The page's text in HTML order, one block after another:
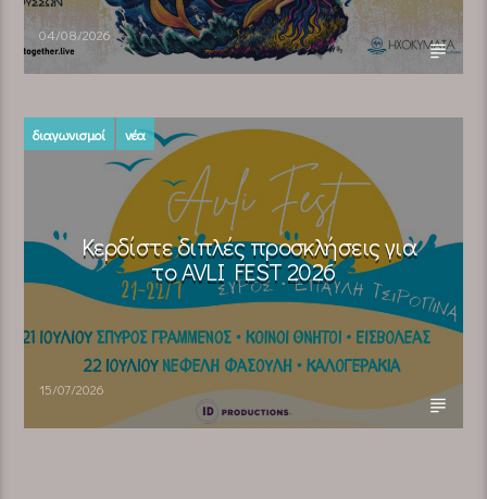
04/08/2026
διαγωνισμοί νέα
Κερδίστε διπλές προσκλήσεις για
το AVLI FEST 2026
15/07/2026